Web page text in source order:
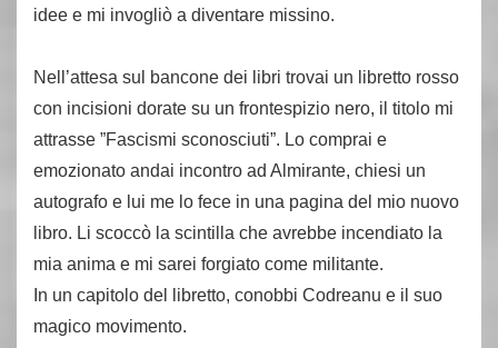
idee e mi invogliò a diventare missino.
Nell’attesa sul bancone dei libri trovai un libretto rosso
con incisioni dorate su un frontespizio nero, il titolo mi
attrasse ”Fascismi sconosciuti”. Lo comprai e
emozionato andai incontro ad Almirante, chiesi un
autografo e lui me lo fece in una pagina del mio nuovo
libro. Li scoccò la scintilla che avrebbe incendiato la
mia anima e mi sarei forgiato come militante.
In un capitolo del libretto, conobbi Codreanu e il suo
magico movimento.